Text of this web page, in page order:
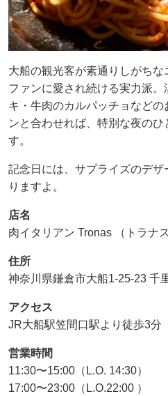
大船の観光客が素通りしがち
ファンに愛され続ける実力派
キ・牛肉のカルパッチョなどの
ンと合わせれば、特別な夜のひ
す。
記念日には、サプライズのデ
りますよ。
店名
肉イタリアン Tronas （トラナス
住所
神奈川県鎌倉市大船1-25-23 千
アクセス
JR大船駅笠間口駅より徒歩3分
営業時間
11:30〜15:00（L.O. 14:30）
17:00〜23:00（L.O.22:00 ）